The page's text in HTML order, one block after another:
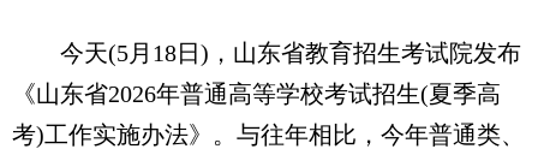
今天(5月18日)，山东省教育招生考试院发布
《山东省2026年普通高等学校考试招生(夏季高
考)工作实施办法》。与往年相比，今年普通类、